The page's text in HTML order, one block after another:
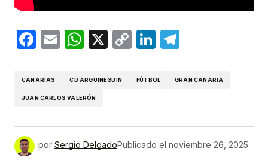
Facebook
EmailWhatsApp
X
CopyLinkedIn
CANARIAS CD ARGUINEGUIN FÚTBOL GRAN CANARIA
JUAN CARLOS VALERÓN
por Sergio DelgadoPublicado el noviembre 26, 2025